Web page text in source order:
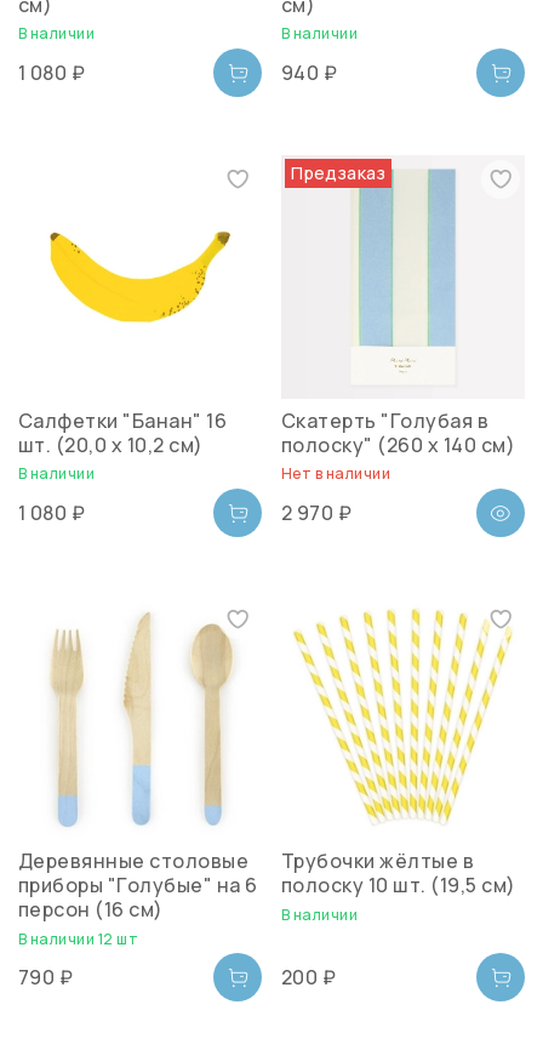
В наличии
1 080 ₽
В наличии
940 ₽
Салфетки "Банан" 16
шт. (20,0 x 10,2 см)
В наличии
1 080 ₽
Предзаказ
Скатерть "Голубая в
полоску" (260 х 140 см)
Нет в наличии
2 970 ₽
Деревянные столовые
приборы "Голубые" на 6
персон (16 см)
В наличии 12 шт
790 ₽
Трубочки жёлтые в
полоску 10 шт. (19,5 см)
В наличии
200 ₽